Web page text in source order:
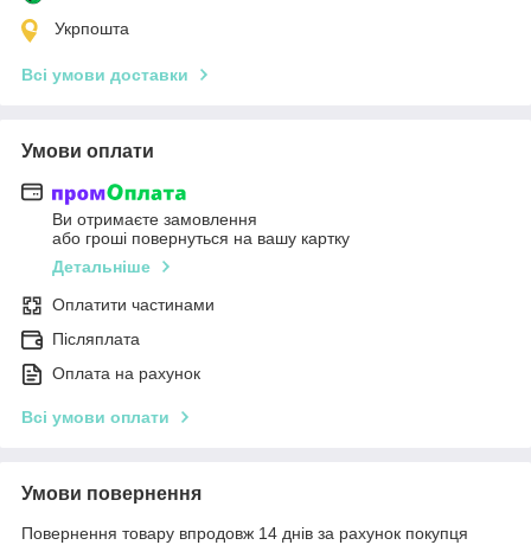
Укрпошта
Всі умови доставки
Умови оплати
Ви отримаєте замовлення
або гроші повернуться на вашу картку
Детальніше
Оплатити частинами
Післяплата
Оплата на рахунок
Всі умови оплати
Умови повернення
Повернення товару впродовж 14 днів за рахунок покупця